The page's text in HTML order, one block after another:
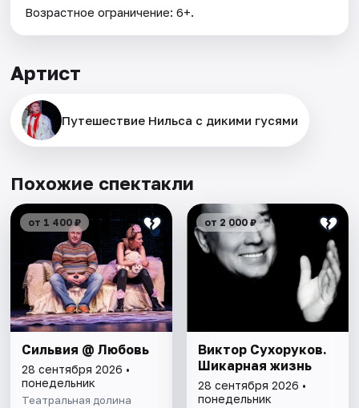
Возрастное ограничение: 6+.
Артист
Путешествие Нильса с дикими гусями
Похожие спектакли
от 1 400 ₽
Сильвия @ Любовь
28 сентября 2026 •
понедельник
Театральная долина
от 2 000 ₽
Виктор Сухоруков.
Шикарная жизнь
28 сентября 2026 •
понедельник